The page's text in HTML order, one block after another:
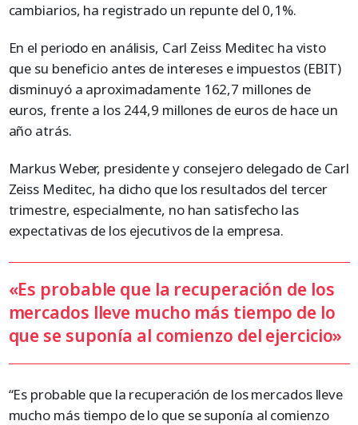
cambiarios, ha registrado un repunte del 0,1%.
En el periodo en análisis, Carl Zeiss Meditec ha visto
que su beneficio antes de intereses e impuestos (EBIT)
disminuyó a aproximadamente 162,7 millones de
euros, frente a los 244,9 millones de euros de hace un
año atrás.
Markus Weber, presidente y consejero delegado de Carl
Zeiss Meditec, ha dicho que los resultados del tercer
trimestre, especialmente, no han satisfecho las
expectativas de los ejecutivos de la empresa.
«Es probable que la recuperación de los
mercados lleve mucho más tiempo de lo
que se suponía al comienzo del ejercicio»
“Es probable que la recuperación de los mercados lleve
mucho más tiempo de lo que se suponía al comienzo